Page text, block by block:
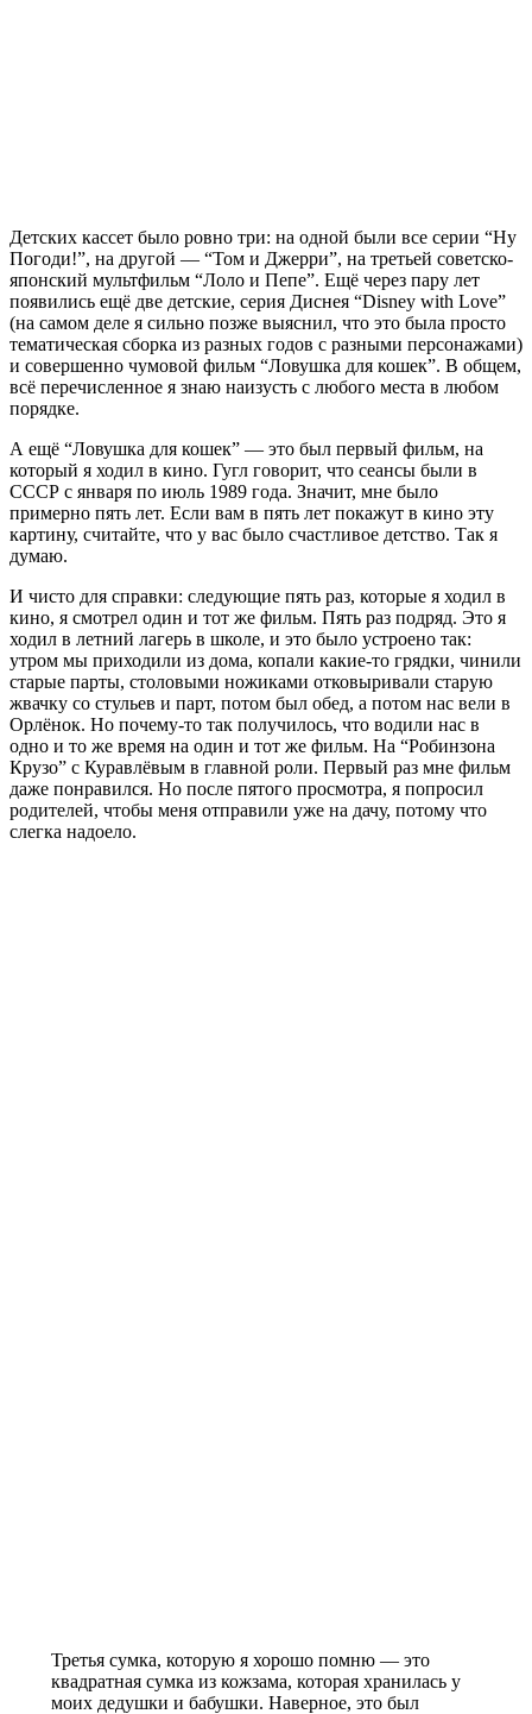
Детских кассет было ровно три: на одной были все серии “Ну
Погоди!”, на другой — “Том и Джерри”, на третьей советско-
японский мультфильм “Лоло и Пепе”. Ещё через пару лет
появились ещё две детские, серия Диснея “Disney with Love”
(на самом деле я сильно позже выяснил, что это была просто
тематическая сборка из разных годов с разными персонажами)
и совершенно чумовой фильм “Ловушка для кошек”. В общем,
всё перечисленное я знаю наизусть с любого места в любом
порядке.
А ещё “Ловушка для кошек” — это был первый фильм, на
который я ходил в кино. Гугл говорит, что сеансы были в
СССР с января по июль 1989 года. Значит, мне было
примерно пять лет. Если вам в пять лет покажут в кино эту
картину, считайте, что у вас было счастливое детство. Так я
думаю.
И чисто для справки: следующие пять раз, которые я ходил в
кино, я смотрел один и тот же фильм. Пять раз подряд. Это я
ходил в летний лагерь в школе, и это было устроено так:
утром мы приходили из дома, копали какие-то грядки, чинили
старые парты, столовыми ножиками отковыривали старую
жвачку со стульев и парт, потом был обед, а потом нас вели в
Орлёнок. Но почему-то так получилось, что водили нас в
одно и то же время на один и тот же фильм. На “Робинзона
Крузо” с Куравлёвым в главной роли. Первый раз мне фильм
даже понравился. Но после пятого просмотра, я попросил
родителей, чтобы меня отправили уже на дачу, потому что
слегка надоело.
Третья сумка, которую я хорошо помню — это
квадратная сумка из кожзама, которая хранилась у
моих дедушки и бабушки. Наверное, это был